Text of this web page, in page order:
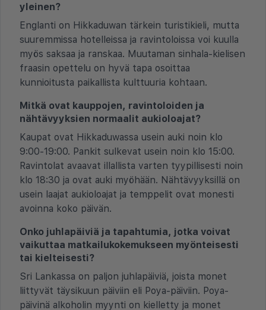
yleinen?
Englanti on Hikkaduwan tärkein turistikieli, mutta
suuremmissa hotelleissa ja ravintoloissa voi kuulla
myös saksaa ja ranskaa. Muutaman sinhala-kielisen
fraasin opettelu on hyvä tapa osoittaa
kunnioitusta paikallista kulttuuria kohtaan.
Mitkä ovat kauppojen, ravintoloiden ja
nähtävyyksien normaalit aukioloajat?
Kaupat ovat Hikkaduwassa usein auki noin klo
9:00-19:00. Pankit sulkevat usein noin klo 15:00.
Ravintolat avaavat illallista varten tyypillisesti noin
klo 18:30 ja ovat auki myöhään. Nähtävyyksillä on
usein laajat aukioloajat ja temppelit ovat monesti
avoinna koko päivän.
Onko juhlapäiviä ja tapahtumia, jotka voivat
vaikuttaa matkailukokemukseen myönteisesti
tai kielteisesti?
Sri Lankassa on paljon juhlapäiviä, joista monet
liittyvät täysikuun päiviin eli Poya-päiviin. Poya-
päivinä alkoholin myynti on kielletty ja monet